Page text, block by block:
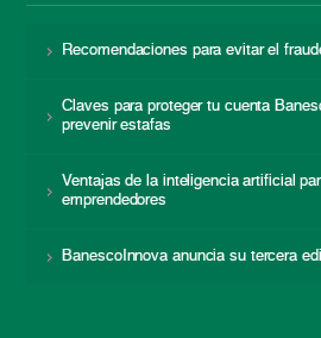
Recomendaciones para evitar el
Claves para proteger tu cuenta
prevenir estafas
Ventajas de la inteligencia artificial
emprendedores
BanescoInnova anuncia su tercera